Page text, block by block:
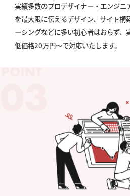
実績多数のプロデザイナー・エンジ
を最大限に伝えるデザイン、サイト構
ーシングなどに多い初心者はおらず、
低価格20万円〜で対応いたします。